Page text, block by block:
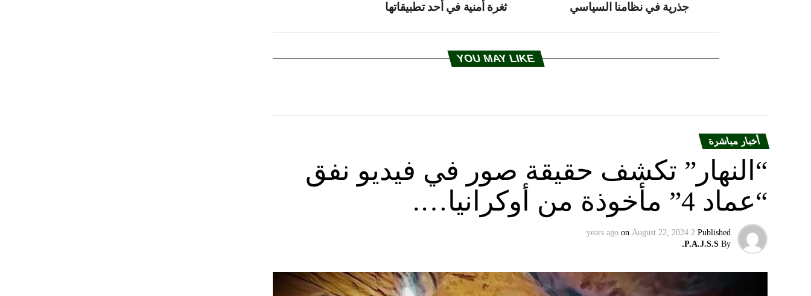
ثغرة أمنية في أحد تطبيقاتها
جذرية في نظامنا السياسي
YOU MAY LIKE
أخبار مباشرة
“النهار” تكشف حقيقة صور في فيديو نفق
“عماد 4” مأخوذة من أوكرانيا….
Published
2 years ago
on August 22, 2024
By
P.A.J.S.S.